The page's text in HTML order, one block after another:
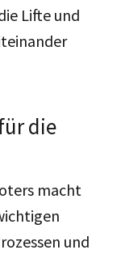
Lifte und
die
macht
und